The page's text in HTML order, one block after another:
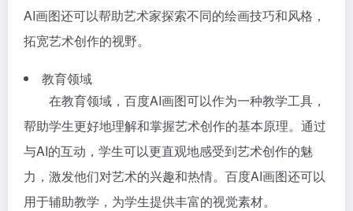
AI画图还可以帮助艺术家探索不同的绘画技巧和风格，
拓宽艺术创作的视野。
教育领域
在教育领域，百度AI画图可以作为一种教学工具，
帮助学生更好地理解和掌握艺术创作的基本原理。通过
与AI的互动，学生可以更直观地感受到艺术创作的魅
力，激发他们对艺术的兴趣和热情。百度AI画图还可以
用于辅助教学，为学生提供丰富的视觉素材。